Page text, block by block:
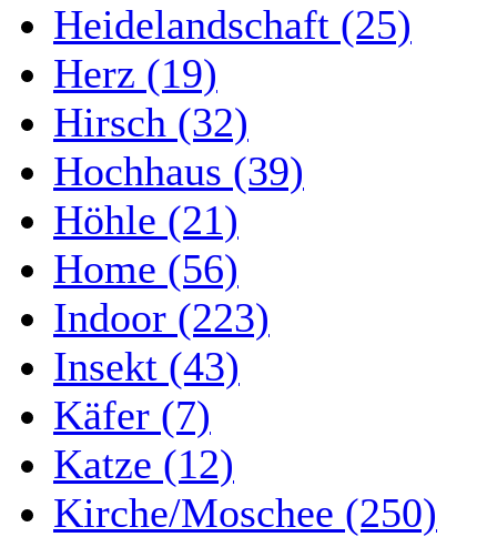
Heidelandschaft (25)
Herz (19)
Hirsch (32)
Hochhaus (39)
Höhle (21)
Home (56)
Indoor (223)
Insekt (43)
Käfer (7)
Katze (12)
Kirche/Moschee (250)